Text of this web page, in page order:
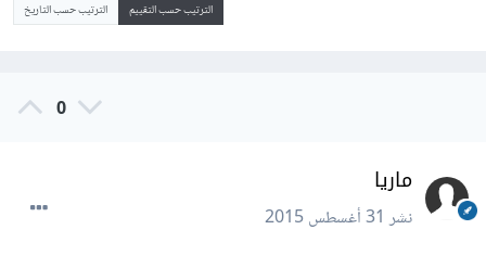
الترتيب حسب التقييم الترتيب حسب التاريخ
0
ماريا
نشر31 أغسطس 2015